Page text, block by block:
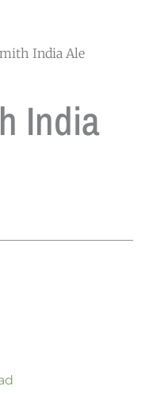
India Ale
India